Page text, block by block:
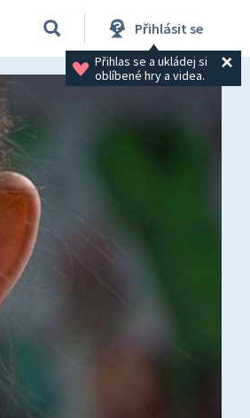
Přihlásit se
Přihlas se a ukládej si
oblíbené hry a videa.